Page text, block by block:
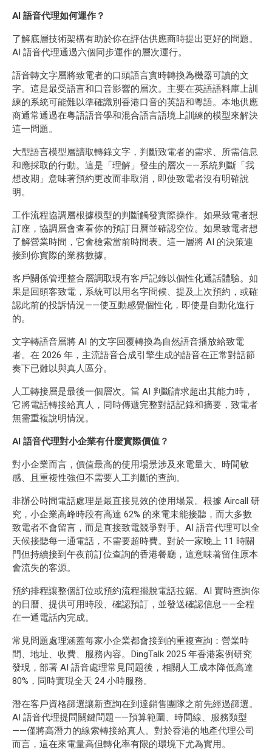
AI 語音代理如何運作？
了解底層技術架構有助於你在評估供應商時提出更好的問題。
AI 語音代理通過六個同步運作的層次運行。
語音轉文字層將致電者的口頭語言實時轉換為機器可讀的文
字。這是最受語言和口音影響的層次。主要在英語語料庫上訓
練的系統可能難以準確識別香港口音的英語和粵語。本地供應
商通常通過在粵語語音學和混合語言語境上訓練的模型來解決
這一問題。
大型語言模型層讀取轉錄文字，判斷致電者的需求、所需信息
和應採取的行動。這是「理解」發生的層次——系統判斷「我
想改期」意味著預約更改而非取消，即使致電者沒有明確說
明。
工作流程協調層根據模型的判斷觸發實際操作。如果致電者想
訂座，協調層會查看你的預訂日曆並確認空位。如果致電者想
了解營業時間，它會檢索當前時間表。這一層將 AI 的決策連
接到你實際的業務數據。
客戶關係管理整合層調取現有客戶記錄以個性化通話體驗。如
果是回頭客致電，系統可以用名字問候、提及上次預約，或確
認此前的投訴情況——使互動感覺個性化，即使是自動化進行
的。
文字轉語音層將 AI 的文字回覆轉換為自然語音播放給致電
者。在 2026 年，主流語音合成引擎生成的語音在正常對話節
奏下已難以與真人區分。
人工轉接層是最後一個層次。當 AI 判斷請求超出其能力時，
它將電話轉接給真人，同時傳遞完整對話記錄和摘要，致電者
無需重複說明情況。
AI 語音代理對小企業有什麼實際價值？
對小企業而言，價值最高的使用場景涉及來電量大、時間敏
感、且重複性強但不需要人工判斷的查詢。
非辦公時間電話處理是最直接見效的使用場景。根據 Aircall 研
究，小企業高峰時段有高達 62% 的來電未能接聽，而大多數
致電者不會留言，而是直接致電競爭對手。AI 語音代理可以全
天候接聽每一通電話，不需要超時費。對於一家晚上 11 時關
門但持續接到午夜前訂位查詢的香港餐廳，這意味著留住原本
會流失的客源。
預約排程讓整個訂位或預約流程擺脫電話拉鋸。AI 實時查詢你
的日曆、提供可用時段、確認預訂，並發送確認信息——全程
在一通電話內完成。
常見問題處理涵蓋每家小企業都會接到的重複查詢：營業時
間、地址、收費、服務內容。DingTalk 2025 年香港案例研究
發現，部署 AI 語音處理常見問題後，相關人工成本降低高達
80%，同時實現全天 24 小時服務。
潛在客戶資格篩選讓新查詢在到達銷售團隊之前先經過篩選。
AI 語音代理提問關鍵問題——預算範圍、時間線、服務類型
——僅將高潛力的線索轉接給真人。對於香港的地產代理公司
而言，這在來電量高但轉化率有限的環境下尤為實用。